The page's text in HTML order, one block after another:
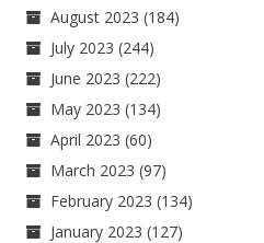
August 2023 (184)
July 2023 (244)
June 2023 (222)
May 2023 (134)
April 2023 (60)
March 2023 (97)
February 2023 (134)
January 2023 (127)